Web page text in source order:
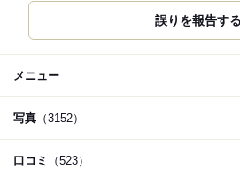
誤りを報告する
メニュー
写真 （3152）
口コミ （523）